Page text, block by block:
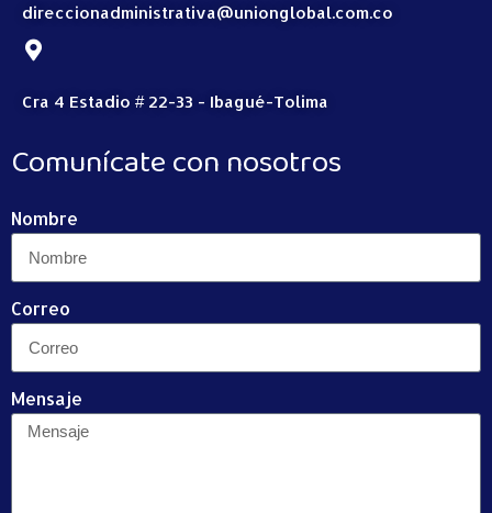
direccionadministrativa@unionglobal.com.co
Cra 4 Estadio # 22-33 - Ibagué-Tolima
Comunícate con nosotros
Nombre
Correo
Mensaje